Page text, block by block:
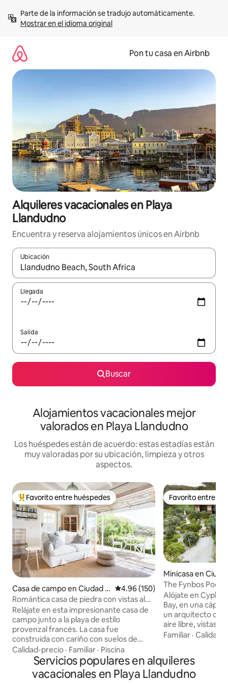
contenidoMostrar en el idioma original
Pon tu casa en Airbnb
Alquileres vacacionales en Playa
Llandudno
Encuentra y reserva alojamientos únicos en Airbnb
Ubicación
Cuando los resultados estén disponibles, navega con las
Llegada
Salida
Buscar
Alojamientos vacacionales mejor
valorados en Playa Llandudno
Los huéspedes están de acuerdo: estas estadías están
muy valoradas por su ubicación, limpieza y otros
aspectos.
Favorito entre huéspedes preferido
Favorito entre huéspedes
Casa de campo en Ciudad d
el Cabo
Calificación promedio: 4.96 de
4.96 (150)
Romántica casa de piedra con vistas al
mar
Relájate en esta impresionante casa de
campo junto a la playa de estilo
provenzal francés. La casa fue
construida con cariño con suelos de
piedra, techos de vigas altas y detalles
antiguos para una sensación lujosa pero
encantadora. Disfruta de las vistas al mar
y a la montaña desde la piscina, el
Calidad-precio · Familiar · Piscina
Favorito entre
Favorito entre
Minicasa en
o
The Fynbos Pod,
Close, Hout Bay
Alójate en Cyphia
Bay, en una
un arquitecto con
aire libre, vistas al
rodeado de
cama(s)
estar, cocina,
Familiar ·Calidad-
Servicios populares en alquileres
vacacionales en Playa Llandudno